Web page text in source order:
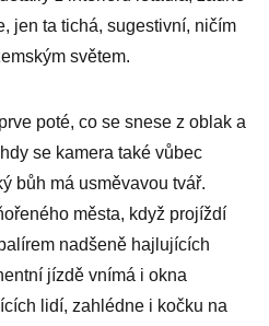
jen ta tichá, sugestivní, ničím
světem.
poté, co se snese z oblak a
se kamera také vůbec
bůh má usměvavou tvář.
města, když projíždí
nadšeně hajlujících
jízdě vnímá i okna
lidí, zahlédne i kočku na